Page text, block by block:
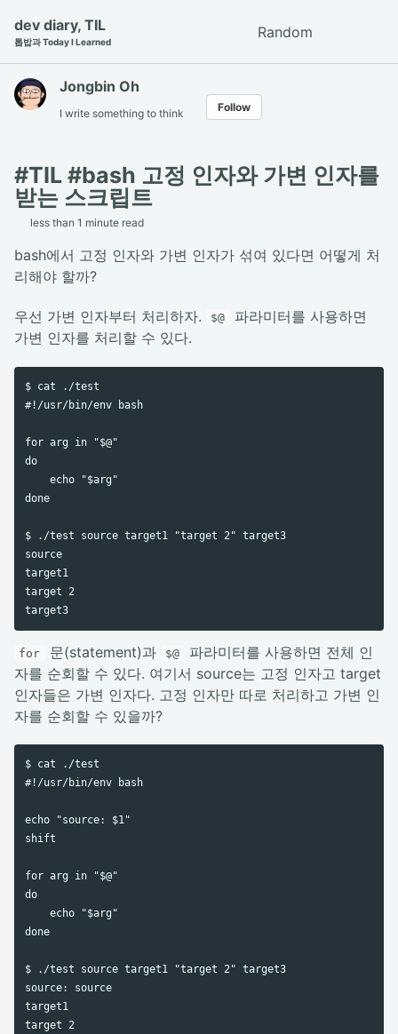
navigation
dev diary, TIL
톱밥과 Today I Learned
Random
Jongbin Oh
I write something to think Follow
#TIL #bash 고정 인자와 가변 인자를
받는 스크립트
less than 1 minute read
bash에서 고정 인자와 가변 인자가 섞여 있다면 어떻게 처
리해야 할까?
우선 가변 인자부터 처리하자. $@
파라미터를 사용하면
가변 인자를 처리할 수 있다.
$ cat ./test
#!/usr/bin/env bash
for arg in "$@"
do
    echo "$arg"
done
$ ./test source target1 "target 2" target3
source
target1
target 2
for 문(statement)과 $@
파라미터를 사용하면 전체 인
자를 순회할 수 있다. 여기서 source는 고정 인자고 target
인자들은 가변 인자다. 고정 인자만 따로 처리하고 가변 인
자를 순회할 수 있을까?
$ cat ./test
#!/usr/bin/env bash
echo "source: $1"
shift
for arg in "$@"
do
    echo "$arg"
done
$ ./test source target1 "target 2" target3
source: source
target1
target 2